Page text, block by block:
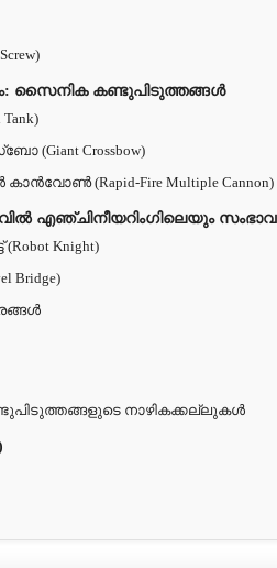
സൈനിക കണ്ടുപിടുത്തങ്ങൾ
(Giant Crossbow)
കാൻവോൺ (Rapid-Fire Multiple Cannon)
എഞ്ചിനീയറിംഗിലെയും
Knight)
Bridge)
നാഴികക്കല്ലുകൾ